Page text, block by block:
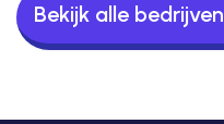
Bekijk alle bedrijven